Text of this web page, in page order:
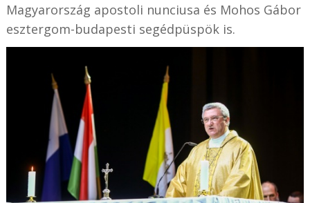
Magyarország apostoli nunciusa és Mohos Gábor
esztergom-budapesti segédpüspök is.